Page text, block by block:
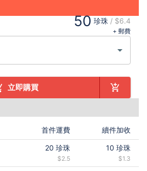
50 珍珠 / $6.4
+ 郵費
立即購買
首件運費 續件加收
20 珍珠
$2.5
10 珍珠
$1.3